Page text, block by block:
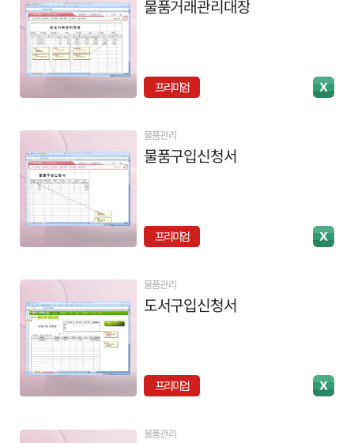
물품거래관리대장
프리미엄
물품관리
물품구입신청서
프리미엄
물품관리
도서구입신청서
프리미엄
물품관리